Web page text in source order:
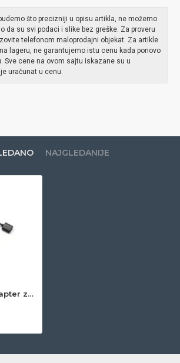
što precizniji u opisu artikla, ne možemo
da su svi podaci i slike bez greške. Za proveru
telefonom maloprodajni objekat. Za artikle
lageru, ne garantujemo istu cenu kada ponovo
Sve cene na ovom sajtu iskazane su u
uračunat u cenu.
NAJGLEDANIJE
Vip Iphone 7 adapter za punjenje/audio bluetooth 3.5mm crni